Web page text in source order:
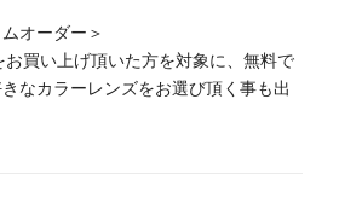
オーダー＞
をお買い上げ頂いた方を対象に、無料で
なカラーレンズをお選び頂く事も出